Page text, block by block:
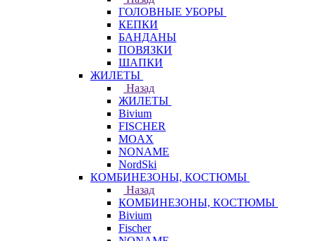
ГОЛОВНЫЕ УБОРЫ
КЕПКИ
БАНДАНЫ
ПОВЯЗКИ
ШАПКИ
ЖИЛЕТЫ
Назад
ЖИЛЕТЫ
Bivium
FISCHER
MOAX
NONAME
NordSki
КОМБИНЕЗОНЫ, КОСТЮМЫ
Назад
КОМБИНЕЗОНЫ, КОСТЮМЫ
Bivium
Fischer